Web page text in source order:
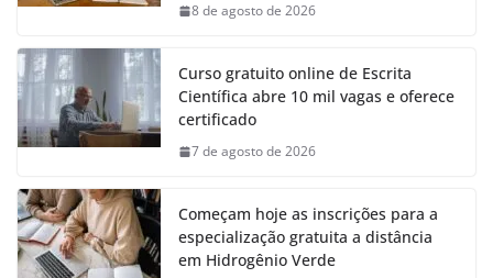
8 de agosto de 2026
Curso gratuito online de Escrita
Científica abre 10 mil vagas e oferece
certificado
7 de agosto de 2026
Começam hoje as inscrições para a
especialização gratuita a distância
em Hidrogênio Verde